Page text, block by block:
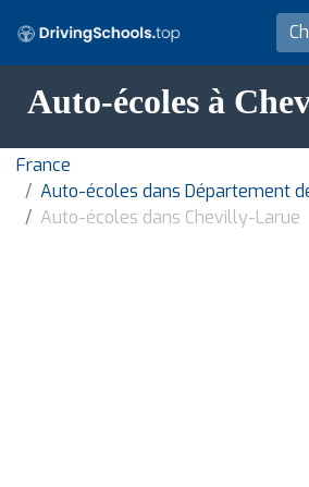
Auto-écoles à
France
Auto-écoles dans Département
Auto-écoles dans Chevilly-Larue